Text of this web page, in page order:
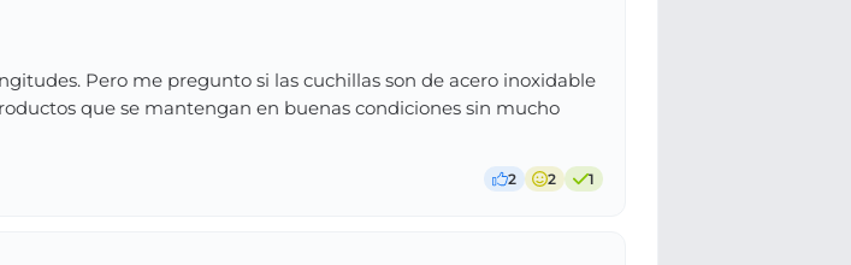
Pero me pregunto si las cuchillas son de acero inoxidable
que se mantengan en buenas condiciones sin mucho
2 2 1